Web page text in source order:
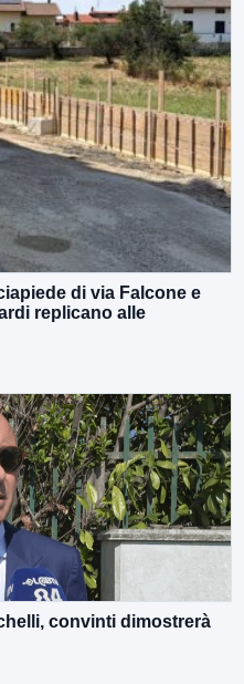
di via Falcone e
replicano alle
convinti dimostrerà